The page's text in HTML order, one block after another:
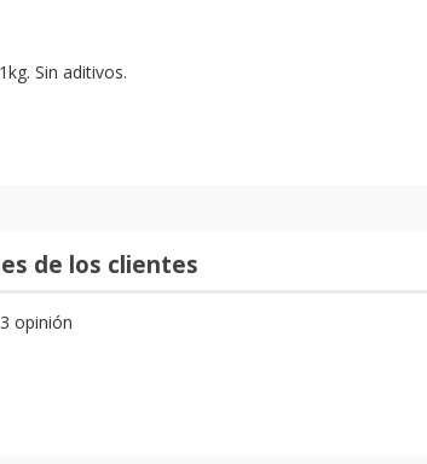
Sin aditivos.
de los clientes
opinión